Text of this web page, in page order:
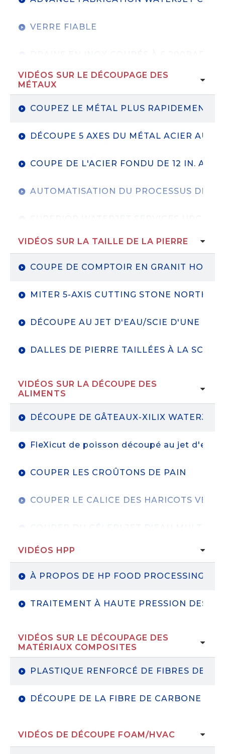
VERRE FIABLE
DES INDUSTRIES MAXIMALES
SERVICES SUPÉRIEURS DE JET D'EAU
VIDÉOS SUR LE DÉCOUPAGE DES
MÉTAUX
COUPEZ LE MÉTAL PLUS RAPIDEMENT
DÉCOUPE 5 AXES DU MÉTAL ACIER AU
COUPE DE L'ACIER FONDU DE 12 IN.
AUTOMATISATION DU PROCESSUS DE
DÉCOUPE AU JET D'EAU DE PIÈCES
VIDÉOS SUR LA TAILLE DE LA PIERRE
COUPE DE COMPTOIR EN GRANIT
MITER 5-AXIS CUTTING STONE
DÉCOUPE AU JET D'EAU/SCIE D'UNE
DALLES DE PIERRE TAILLÉES À LA SCIE
VIDÉOS SUR LA DÉCOUPE DES
ALIMENTS
DÉCOUPE DE GÂTEAUX-XILIX WATERJET
FleXicut de poisson découpé au jet d'eau
COUPER LES CROÛTONS DE PAIN
COUPER LE CALICE DES HARICOTS VERTS
TRANSFORMATION DU CÉLERI-DUDA
VIDÉOS HPP
À PROPOS DE HP FOOD PROCESSING
TRAITEMENT À HAUTE PRESSION DES
VIDÉOS SUR LE DÉCOUPAGE DES
MATÉRIAUX COMPOSITES
PLASTIQUE RENFORCÉ DE FIBRES DE
DÉCOUPE DE LA FIBRE DE CARBONE -
VIDÉOS DE DÉCOUPE FOAM/HVAC